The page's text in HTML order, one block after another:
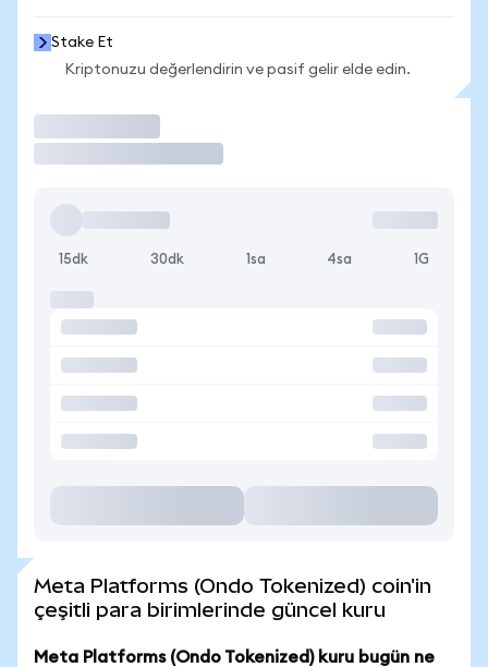
Stake Et
Kriptonuzu değerlendirin ve pasif gelir elde edin.
15dk 30dk 1sa 4sa 1G
Meta Platforms (Ondo Tokenized) coin'in
çeşitli para birimlerinde güncel kuru
Meta Platforms (Ondo Tokenized) kuru bugün ne